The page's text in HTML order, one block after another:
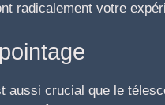
radicalement votre
aussi crucial que le